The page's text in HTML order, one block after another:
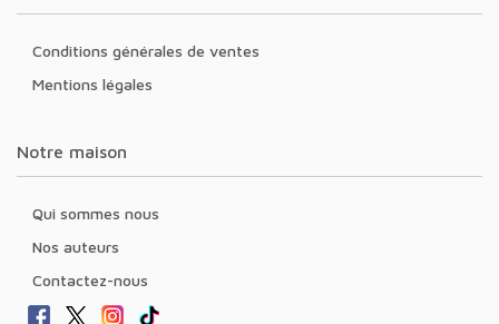
Conditions générales de ventes
Mentions légales
Notre maison
Qui sommes nous
Nos auteurs
Contactez-nous